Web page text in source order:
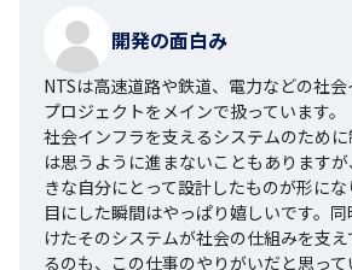
開発の面白み
NTSは高速道路や鉄道、電力などの社
プロジェクトをメインで扱っています。
社会インフラを支えるシステムのため
は思うように進まないこともあります
きな自分にとって設計したものが形に
目にした瞬間はやっぱり嬉しいです。
けたそのシステムが社会の仕組みを支
るのも、この仕事のやりがいだと思って